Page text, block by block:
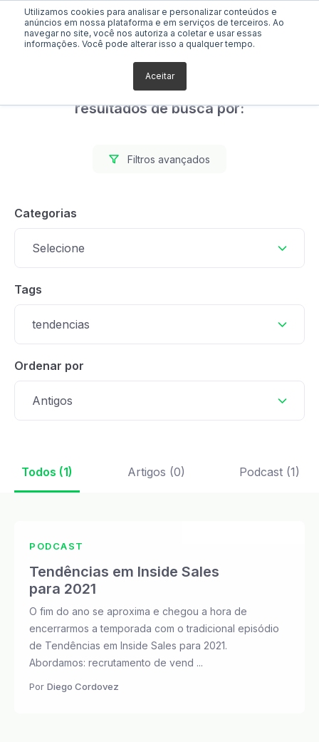
Utilizamos cookies para analisar e personalizar conteúdos e
anúncios em nossa plataforma e em serviços de terceiros. Ao
navegar no site, você nos autoriza a coletar e usar essas
informações. Você pode alterar isso a qualquer tempo.
Aceitar
Foram encontrados 1
resultados de busca por:
Filtros avançados
Categorias
Selecione
Tags
tendencias
Ordenar por
Antigos
Todos (1) Artigos (0) Podcast (1)
PODCAST
Tendências em Inside Sales
para 2021
O fim do ano se aproxima e chegou a hora de
encerrarmos a temporada com o tradicional episódio
de Tendências em Inside Sales para 2021.
Abordamos: recrutamento de vend ...
Por Diego Cordovez